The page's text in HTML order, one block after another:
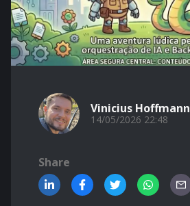
Vinicius Hoffmann
14/05/2026 22:48
Share